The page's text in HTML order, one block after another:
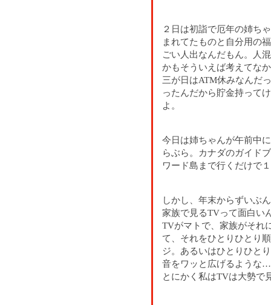
２日は初詣で厄年の姉ち
まれてたものと自分用の
ごい人出なんだもん。人
かもそういえば考えてな
三が日はATM休みなんだ
ったんだから貯金持って
よ。
今日は姉ちゃんが午前中
らぶら。カナダのガイド
ワード島まで行くだけで
しかし、年末からずいぶ
家族で見るTVって面白い
TVがマトで、家族がそれ
て、それをひとりひとり
ジ。あるいはひとりひと
音をワッと広げるような
とにかく私はTVは大勢で